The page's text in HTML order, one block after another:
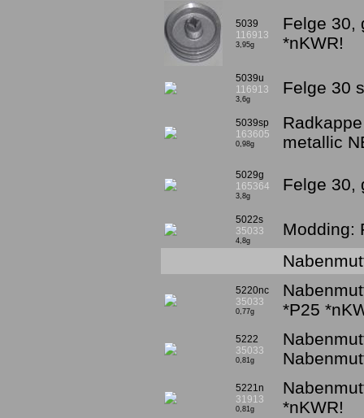
5039
116913
3,95g
Felge 30,
*nKWR!
5039u
116913
3,6g
Felge 30
5039sp
163605
0,98g
metallic
5029g
165364
3,8g
Felge 30,
5022s
35033
4,8g
Modding:
5220nc
35033
0,77g
*P25
5222
35033
0,81g
5221n
31913
0,81g
*nKWR!